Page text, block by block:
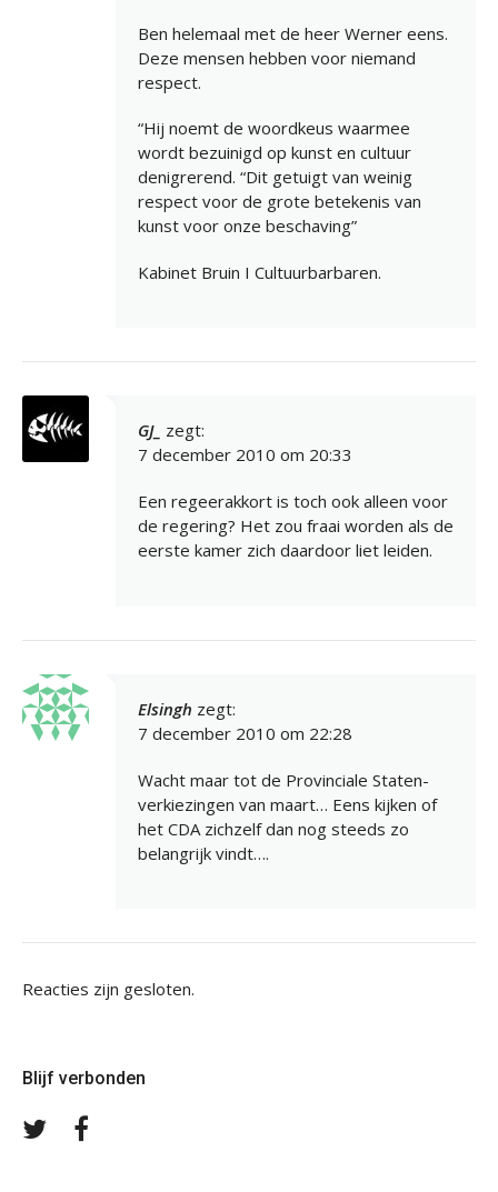
Ben helemaal met de heer Werner eens.
Deze mensen hebben voor niemand
respect.
“Hij noemt de woordkeus waarmee
wordt bezuinigd op kunst en cultuur
denigrerend. “Dit getuigt van weinig
respect voor de grote betekenis van
kunst voor onze beschaving”
Kabinet Bruin I Cultuurbarbaren.
GJ_ zegt:
7 december 2010 om 20:33
Een regeerakkort is toch ook alleen voor
de regering? Het zou fraai worden als de
eerste kamer zich daardoor liet leiden.
Elsingh zegt:
7 december 2010 om 22:28
Wacht maar tot de Provinciale Staten-
verkiezingen van maart… Eens kijken of
het CDA zichzelf dan nog steeds zo
belangrijk vindt….
Reacties zijn gesloten.
Blijf verbonden
Volg